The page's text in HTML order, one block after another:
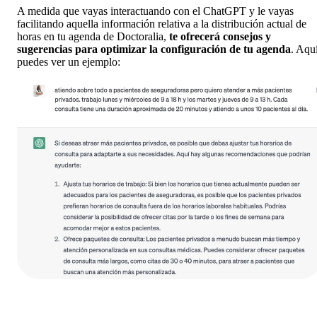
A medida que vayas interactuando con el ChatGPT y le vayas
facilitando aquella información relativa a la distribución actual de
horas en tu agenda de Doctoralia, te ofrecerá consejos y
sugerencias para optimizar la configuración de tu agenda.
puedes ver un ejemplo: